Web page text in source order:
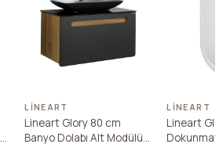
LINEART
Lineart Glory 80 cm
Banyo Dolabı Alt Modülü
LINEART
Lineart